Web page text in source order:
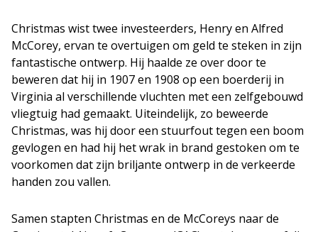
Christmas wist twee investeerders, Henry en Alfred
McCorey, ervan te overtuigen om geld te steken in zijn
fantastische ontwerp. Hij haalde ze over door te
beweren dat hij in 1907 en 1908 op een boerderij in
Virginia al verschillende vluchten met een zelfgebouwd
vliegtuig had gemaakt. Uiteindelijk, zo beweerde
Christmas, was hij door een stuurfout tegen een boom
gevlogen en had hij het wrak in brand gestoken om te
voorkomen dat zijn briljante ontwerp in de verkeerde
handen zou vallen.
Samen stapten Christmas en de McCoreys naar de